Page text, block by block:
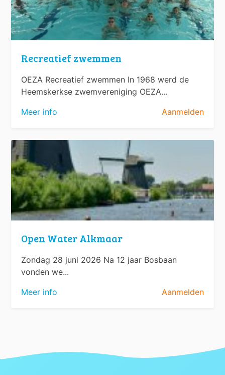
Recreatief zwemmen
OEZA Recreatief zwemmen In 1968 werd de
Heemskerkse zwemvereniging OEZA...
Meer info
Aanmelden
Open Water Alkmaar
Zondag 28 juni 2026 Na 12 jaar Bosbaan
vonden we...
Meer info
Aanmelden